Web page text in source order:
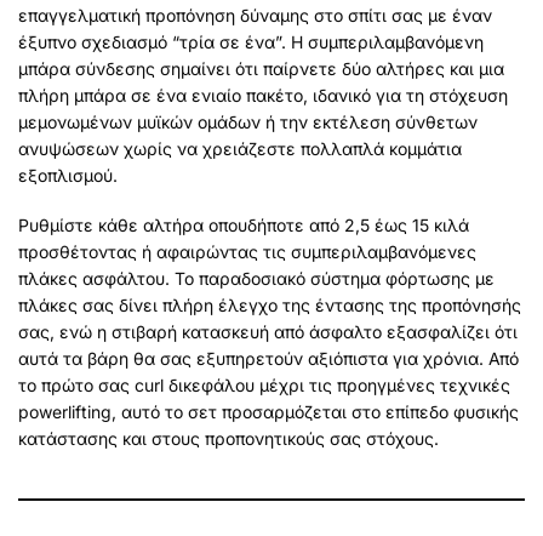
επαγγελματική προπόνηση δύναμης στο σπίτι σας με έναν
έξυπνο σχεδιασμό “τρία σε ένα”. Η συμπεριλαμβανόμενη
μπάρα σύνδεσης σημαίνει ότι παίρνετε δύο αλτήρες και μια
πλήρη μπάρα σε ένα ενιαίο πακέτο, ιδανικό για τη στόχευση
μεμονωμένων μυϊκών ομάδων ή την εκτέλεση σύνθετων
ανυψώσεων χωρίς να χρειάζεστε πολλαπλά κομμάτια
εξοπλισμού.
Ρυθμίστε κάθε αλτήρα οπουδήποτε από 2,5 έως 15 κιλά
προσθέτοντας ή αφαιρώντας τις συμπεριλαμβανόμενες
πλάκες ασφάλτου. Το παραδοσιακό σύστημα φόρτωσης με
πλάκες σας δίνει πλήρη έλεγχο της έντασης της προπόνησής
σας, ενώ η στιβαρή κατασκευή από άσφαλτο εξασφαλίζει ότι
αυτά τα βάρη θα σας εξυπηρετούν αξιόπιστα για χρόνια. Από
το πρώτο σας curl δικεφάλου μέχρι τις προηγμένες τεχνικές
powerlifting, αυτό το σετ προσαρμόζεται στο επίπεδο φυσικής
κατάστασης και στους προπονητικούς σας στόχους.